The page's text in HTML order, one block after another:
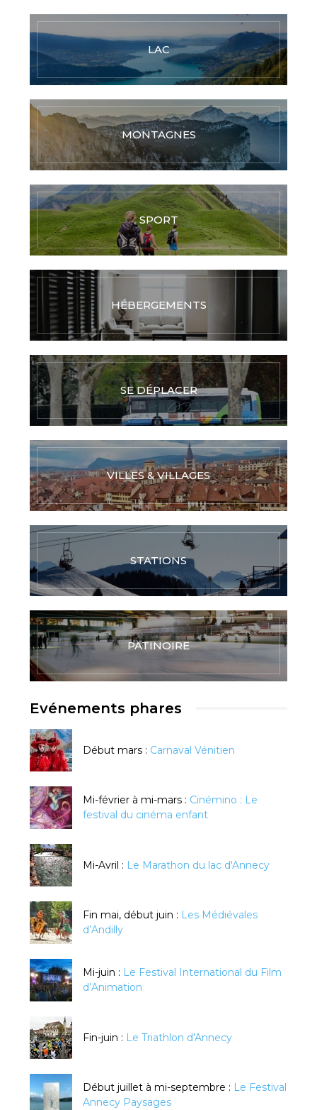
LAC
MONTAGNES
SPORT
HÉBERGEMENTS
SE DÉPLACER
VILLES & VILLAGES
STATIONS
PATINOIRE
Evénements phares
Début mars : Carnaval Vénitien
Mi-février à mi-mars : Cinémino : Le
festival du cinéma enfant
Mi-Avril : Le Marathon du lac d'Annecy
Fin mai, début juin : Les Médiévales
d’Andilly
Mi-juin : Le Festival International du Film
d’Animation
Fin-juin : Le Triathlon d'Annecy
Début juillet à mi-septembre : Le Festival
Annecy Paysages